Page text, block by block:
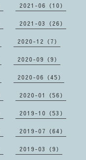
2021-06（10）
2021-03（26）
2020-12（7）
2020-09（9）
2020-06（45）
2020-01（56）
2019-10（53）
2019-07（64）
2019-03（9）